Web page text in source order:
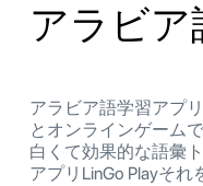
アラビア
アラビア語学習アプ
とオンラインゲーム
白くて効果的な語彙
アプリLinGo Playそれ